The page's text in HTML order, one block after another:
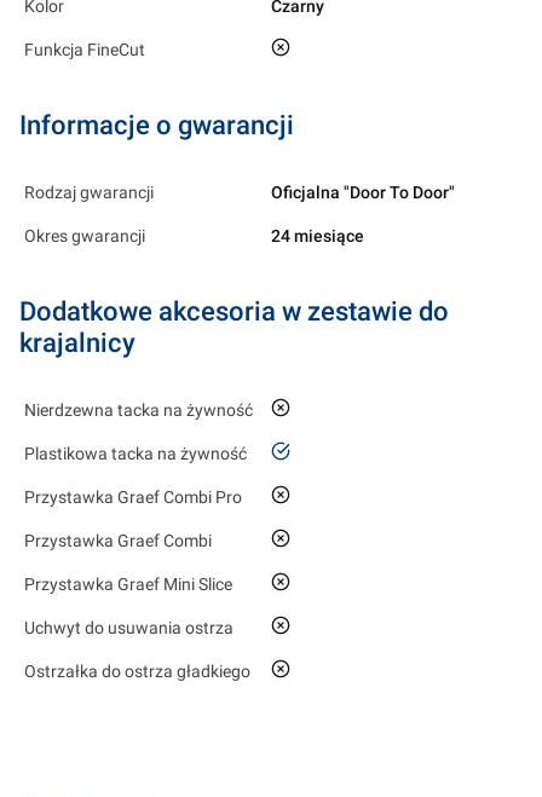
Kolor Czarny
Funkcja FineCut nie
Informacje o gwarancji
Rodzaj gwarancji Oficjalna "Door To Door"
Okres gwarancji 24 miesiące
Dodatkowe akcesoria w zestawie do
krajalnicy
Nierdzewna tacka na żywność nie
Plastikowa tacka na żywność tak
Przystawka Graef Combi Pro nie
Przystawka Graef Combi nie
Przystawka Graef Mini Slice nie
Uchwyt do usuwania ostrza nie
Ostrzałka do ostrza gładkiego nie